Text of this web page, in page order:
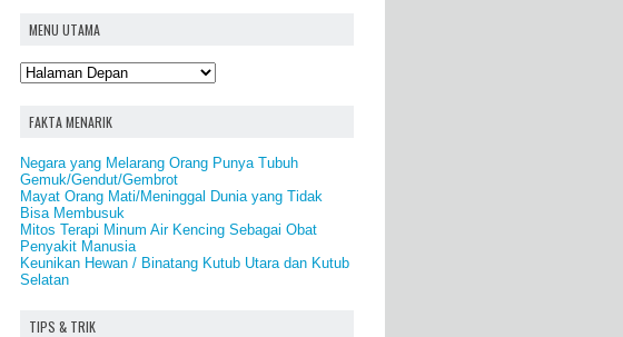
MENU UTAMA
FAKTA MENARIK
Negara yang Melarang Orang Punya Tubuh
Gemuk/Gendut/Gembrot
Mayat Orang Mati/Meninggal Dunia yang Tidak
Bisa Membusuk
Mitos Terapi Minum Air Kencing Sebagai Obat
Penyakit Manusia
Keunikan Hewan / Binatang Kutub Utara dan Kutub
Selatan
TIPS & TRIK